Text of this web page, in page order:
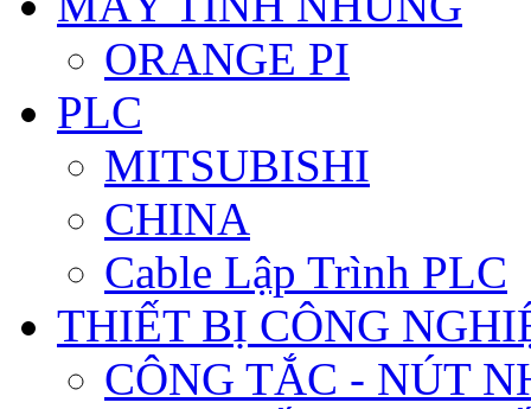
ORANGE PI
PLC
MITSUBISHI
CHINA
Cable Lập Trình PLC
THIẾT BỊ CÔNG
CÔNG TẮC - NÚT